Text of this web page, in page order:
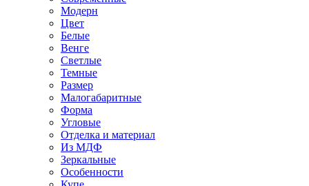
Модерн
Цвет
Белые
Венге
Светлые
Темные
Размер
Малогабаритные
Форма
Угловые
Отделка и материал
Из МДФ
Зеркальные
Особенности